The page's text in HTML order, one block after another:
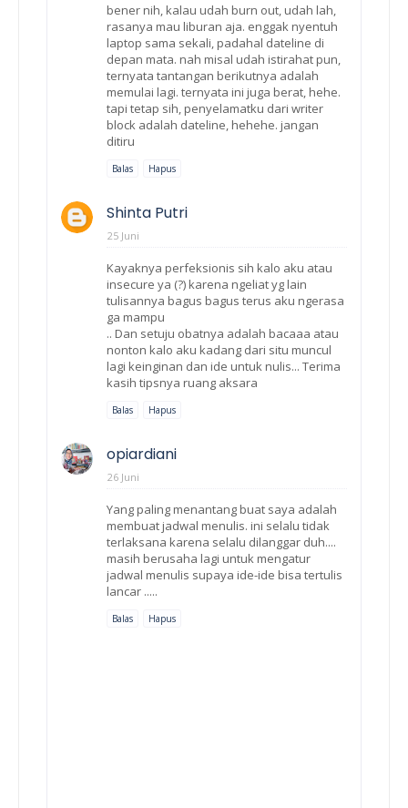
bener nih, kalau udah burn out, udah lah,
rasanya mau liburan aja. enggak nyentuh
laptop sama sekali, padahal dateline di
depan mata. nah misal udah istirahat pun,
ternyata tantangan berikutnya adalah
memulai lagi. ternyata ini juga berat, hehe.
tapi tetap sih, penyelamatku dari writer
block adalah dateline, hehehe. jangan
ditiru
Balas Hapus
Shinta Putri
25 Juni
Kayaknya perfeksionis sih kalo aku atau
insecure ya (?) karena ngeliat yg lain
tulisannya bagus bagus terus aku ngerasa
ga mampu
.. Dan setuju obatnya adalah bacaaa atau
nonton kalo aku kadang dari situ muncul
lagi keinginan dan ide untuk nulis... Terima
kasih tipsnya ruang aksara
Balas Hapus
opiardiani
26 Juni
Yang paling menantang buat saya adalah
membuat jadwal menulis. ini selalu tidak
terlaksana karena selalu dilanggar duh....
masih berusaha lagi untuk mengatur
jadwal menulis supaya ide-ide bisa tertulis
lancar .....
Balas Hapus